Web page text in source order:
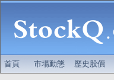
首頁 市場動態 歷史股價